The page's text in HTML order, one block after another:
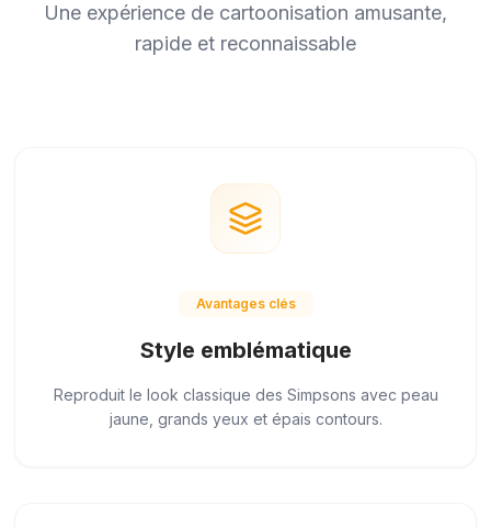
Une expérience de cartoonisation amusante,
rapide et reconnaissable
Avantages clés
Style emblématique
Reproduit le look classique des Simpsons avec peau
jaune, grands yeux et épais contours.